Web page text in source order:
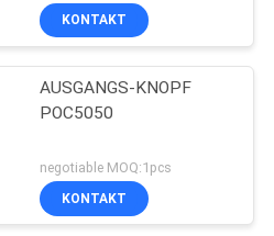
KONTAKT
AUSGANGS-KNOPF
POC5050
negotiable MOQ:1pcs
KONTAKT